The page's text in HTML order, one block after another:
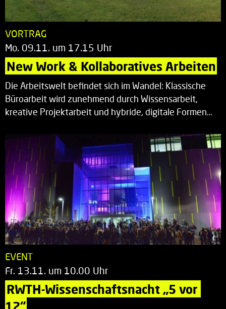
VORTRAG
Mo. 09.11. um 17.15 Uhr
New Work & Kollaboratives Arbeiten
Die Arbeitswelt befindet sich im Wandel: Klassische
Büroarbeit wird zunehmend durch Wissensarbeit,
kreative Projektarbeit und hybride, digitale Formen…
EVENT
Fr. 13.11. um 10.00 Uhr
RWTH-Wissenschaftsnacht „5 vor